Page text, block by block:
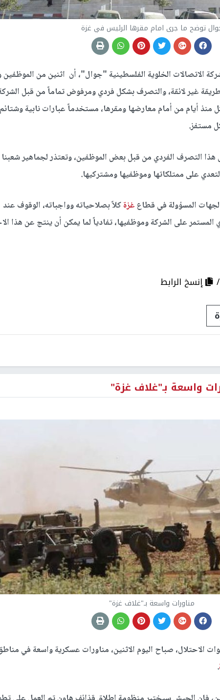
توضح ما جرى امام مقرها الرئيس في غزة
الاتصالات الخلوية الفلسطينية "جوال"، أن اثنين من الموظفين
غير لائقة، والتصرف بشكل فردي ومرفوض تماماً من قبل
أيام من أمام معارضها ومقرها، مستخدماً عبارات نابية
مستفز.
هذا التصرف الفردي من قبل بعض الموظفين، وتعتذر لجماهير
على ممتلكاتها وموظفيها ومشتركيها.
المسؤولة في قطاع غزةكلاً بصلاحياته وواجباته، الوقوف عند
على الشركة وموظفيها، تفادياً لما يمكن أن ينتج عن هذا
إنسخ الرابط
واسعة بـ"غلاف غزة"
مناورات واسعة بـ"غلاف غزة"
الاحتلال، صباح اليوم الاثنين، مناورات عسكرية واسعة في
.